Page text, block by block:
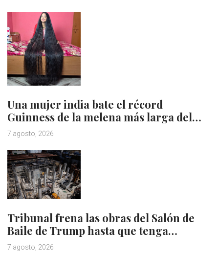
Una mujer india bate el récord
Guinness de la melena más larga del…
7 agosto, 2026
Tribunal frena las obras del Salón de
Baile de Trump hasta que tenga…
7 agosto, 2026